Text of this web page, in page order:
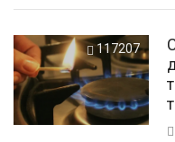
117207